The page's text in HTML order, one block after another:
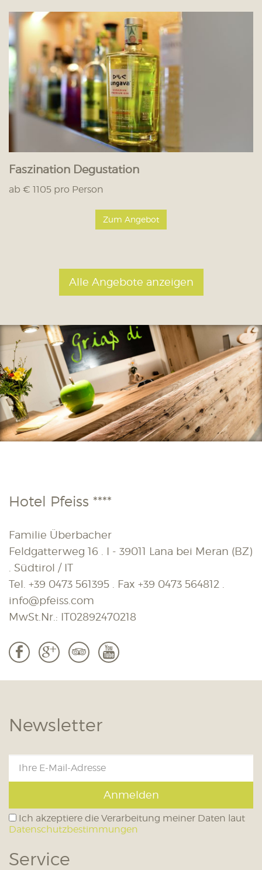
Faszination Degustation
ab € 1105 pro Person
Zum Angebot
Alle Angebote anzeigen
Hotel Pfeiss ****
Familie Überbacher
Feldgatterweg 16 . I - 39011 Lana bei Meran (BZ)
. Südtirol / IT
Tel. +39 0473 561395 . Fax +39 0473 564812
info@pfeiss.com
MwSt.Nr.: IT02892470218
b c 3 r
Newsletter
Anmelden
Ich akzeptiere die Verarbeitung meiner Daten laut
Datenschutzbestimmungen
Service